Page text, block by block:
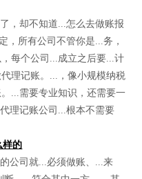
，却不知道...怎么去做账报
，所有公司不管你是...务，
每个公司...成立之后要...计
理记账。...，像小规模纳税
...需要专业知识，还需要一
理记账公司...根本不需要
样的
公司就...必须做账、...来